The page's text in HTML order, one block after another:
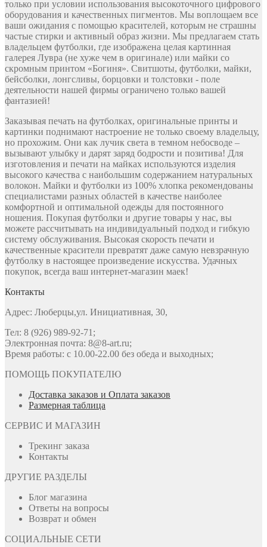
только при условии использования высокоточного цифрового
оборудования и качественных пигментов. Мы воплощаем все
ваши ожидания с помощью красителей, которым не страшны
частые стирки и активный образ жизни. Мы предлагаем стать
владельцем футболки, где изображена целая картинная
галерея Лувра (не хуже чем в оригинале) или майки со
скромным принтом «Богиня». Свитшоты, футболки, майки,
бейсболки, лонгсливы, борцовки и толстовки - поле
деятельности нашей фирмы ограничено только вашей
фантазией!
Заказывая печать на футболках, оригинальные принты и
картинки поднимают настроение не только своему владельцу,
но прохожим. Они как лучик света в темном небосводе –
вызывают улыбку и дарят заряд бодрости и позитива! Для
изготовления и печати на майках используются изделия
высокого качества с наибольшим содержанием натуральных
волокон. Майки и футболки из 100% хлопка рекомендованы
специалистами разных областей в качестве наиболее
комфортной и оптимальной одежды для постоянного
ношения. Покупая футболки и другие товары у нас, вы
можете рассчитывать на индивидуальный подход и гибкую
систему обслуживания. Высокая скорость печати и
качественные красители превратят даже самую невзрачную
футболку в настоящее произведение искусства. Удачных
покупок, всегда ваш интернет-магазин маек!
Контакты
Адрес: Люберцы,ул. Инициативная, 30,
Тел: 8 (926) 989-92-71;
Электронная почта: 8@8-art.ru;
Время работы: с 10.00-22.00 без обеда и выходных;
ПОМОЩЬ ПОКУПАТЕЛЮ
Доставка заказов и Оплата заказов
Размерная таблица
СЕРВИС И МАГАЗИН
Трекинг заказа
Контакты
ДРУГИЕ РАЗДЕЛЫ
Блог магазина
Ответы на вопросы
Возврат и обмен
СОЦИАЛЬНЫЕ СЕТИ